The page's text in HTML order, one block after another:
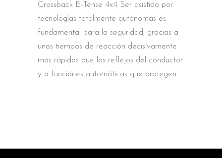
Crossback E-Tense 4x4 Ser asistido por
tecnologías totalmente autónomas es
fundamental para la seguridad, gracias a
unos tiempos de reacción decisivamente
más rápidos que los reflejos del conductor
y a funciones automáticas que protegen